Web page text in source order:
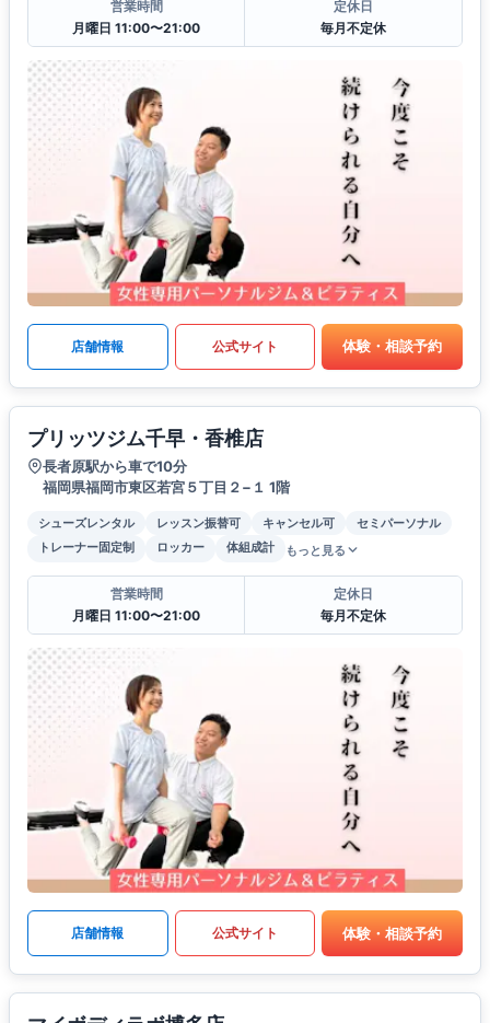
営業時間
月曜日 11:00〜21:00
定休日
毎月不定休
店舗情報 公式サイト 体験・相談予約
プリッツジム千早・香椎店
長者原駅から車で10分
福岡県福岡市東区若宮５丁目２−１ 1階
シューズレンタル レッスン振替可 キャンセル可
セミパーソナル
トレーナー固定制
ロッカー 体組成計 もっと見る
営業時間
月曜日 11:00〜21:00
定休日
毎月不定休
店舗情報 公式サイト 体験・相談予約